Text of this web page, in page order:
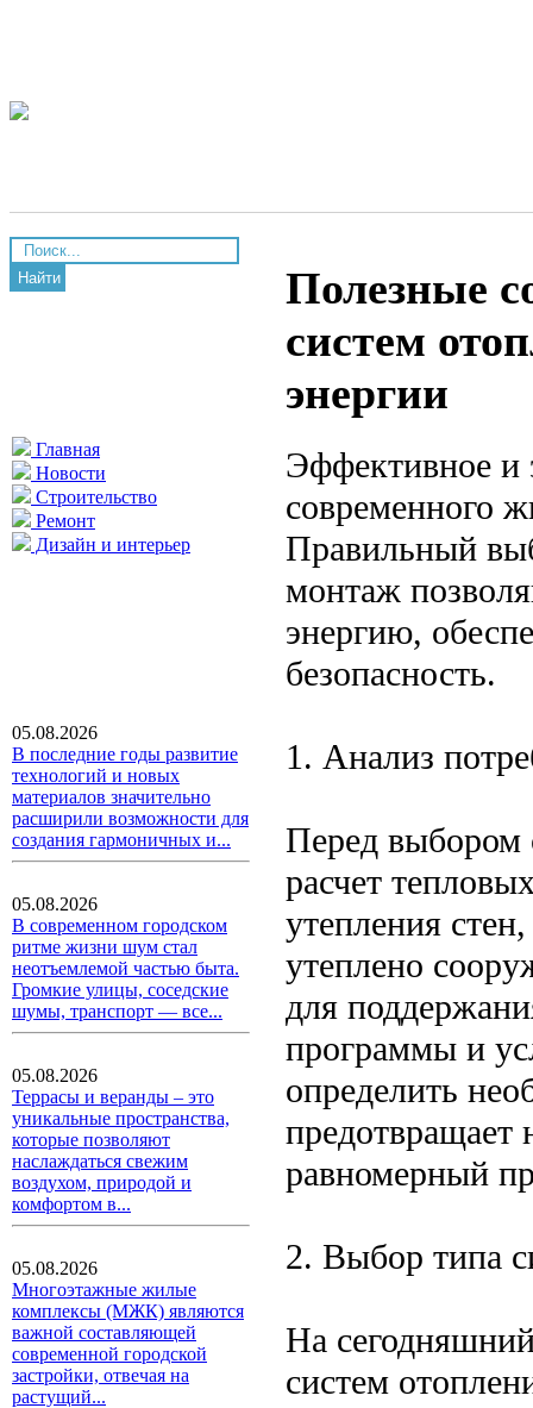
Найти
Главная
Новости
Строительство
Ремонт
Дизайн и интерьер
05.08.2026
В последние годы развитие
технологий и новых
материалов значительно
расширили возможности для
создания гармоничных и...
05.08.2026
В современном городском
ритме жизни шум стал
неотъемлемой частью быта.
Громкие улицы, соседские
шумы, транспорт — все...
05.08.2026
Террасы и веранды – это
уникальные пространства,
которые позволяют
наслаждаться свежим
воздухом, природой и
комфортом в...
05.08.2026
Многоэтажные жилые
комплексы (МЖК) являются
важной составляющей
современной городской
застройки, отвечая на
растущий...
Полезные
систем
энергии
Эффективное и
современного
Правильный
монтаж
энергию,
безопасность.
1. Анализ
Перед выбором
расчет
утепления
утеплено
для
программы и
определить
предотвращает
равномерный
2. Выбор типа
На
систем